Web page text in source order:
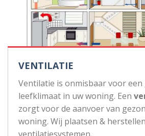
VENTILATIE
Ventilatie is onmisbaar voor een
leefklimaat in uw woning. Een
zorgt voor de aanvoer van
woning. Wij plaatsen & herstellen